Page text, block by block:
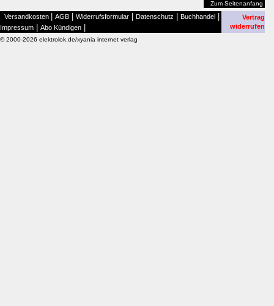
Zum Seitenanfang
Versandkosten AGB Widerrufsformular Datenschutz Buchhandel
Impressum Abo Kündigen
Vertrag
widerrufen
© 2000-2026 elektrolok.de/xyania internet verlag